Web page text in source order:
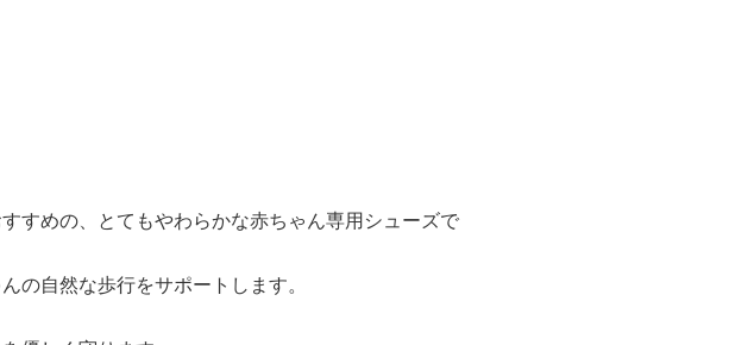
すめの、とてもやわらかな赤ちゃん専用シューズで
の自然な歩行をサポートします。